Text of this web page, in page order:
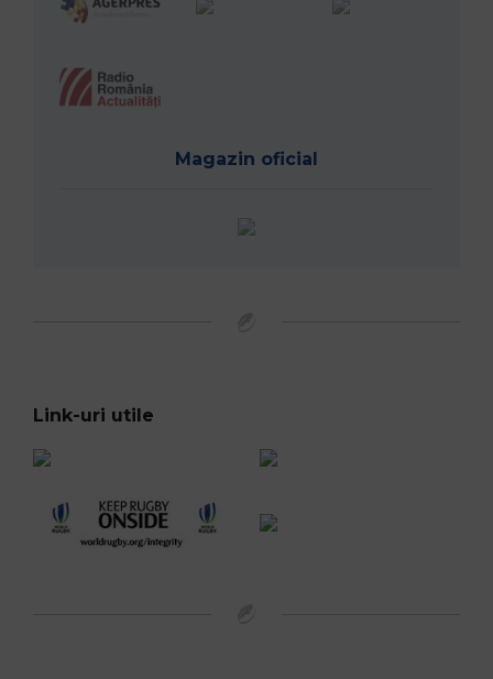
Magazin oficial
Link-uri utile